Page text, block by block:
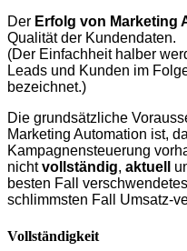
Der Erfolg von Marketing
Qualität der Kundendaten.
(Der Einfachheit halber
Leads und Kunden im
bezeichnet.)
Die grundsätzliche
Marketing Automation ist,
Kampagnensteuerung
nichtvollständig, aktuell
besten Fall
schlimmsten Fall Umsatz-
Vollständigkeit